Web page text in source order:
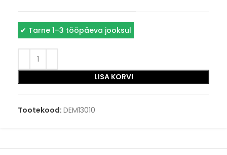
✔ Tarne 1–3 tööpäeva jooksul
LISA KORVI
Tootekood: DEM13010